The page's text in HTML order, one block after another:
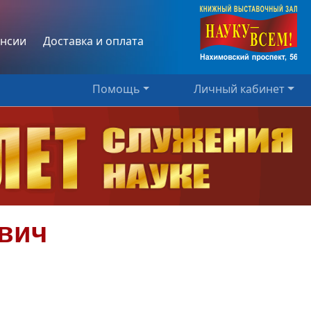
Доставка и оплата
Помощь Личный кабинет